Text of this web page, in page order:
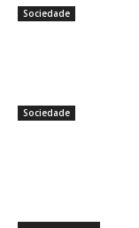
Sociedade
Sociedade